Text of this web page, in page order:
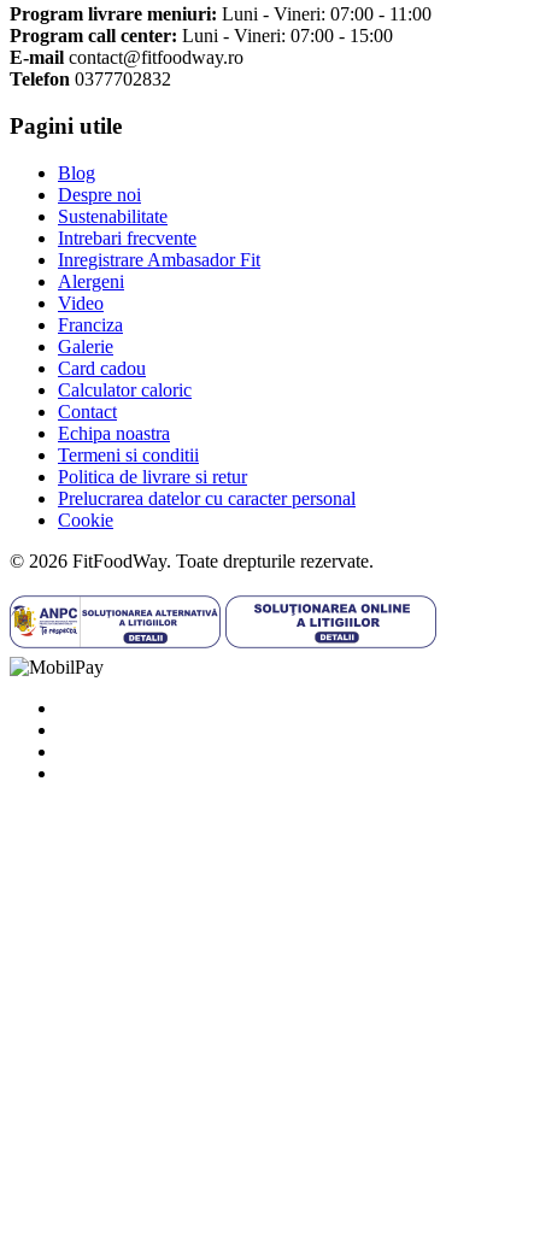
Program livrare meniuri: Luni - Vineri: 07:00 - 11:00
Program call center: Luni - Vineri: 07:00 - 15:00
E-mail contact@fitfoodway.ro
Telefon 0377702832
Pagini utile
Blog
Despre noi
Sustenabilitate
Intrebari frecvente
Inregistrare Ambasador Fit
Alergeni
Video
Franciza
Galerie
Card cadou
Calculator caloric
Contact
Echipa noastra
Termeni si conditii
Politica de livrare si retur
Prelucrarea datelor cu caracter personal
Cookie
© 2026 FitFoodWay. Toate drepturile rezervate.